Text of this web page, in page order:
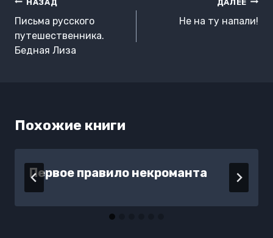
по
записям
НАЗАД
Письма русского
путешественника.
Бедная Лиза
ДАЛЕЕ
Не на ту напали!
Похожие книги
Первое правило некроманта